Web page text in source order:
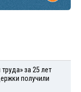
за 25 лет
получили